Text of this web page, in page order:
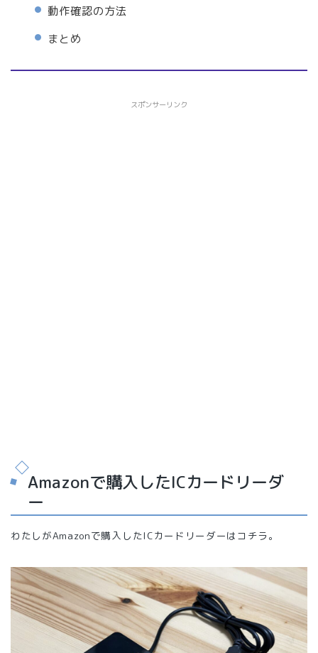
動作確認の方法
まとめ
スポンサーリンク
Amazonで購入したICカードリーダ
ー
わたしがAmazonで購入したICカードリーダーはコチラ。